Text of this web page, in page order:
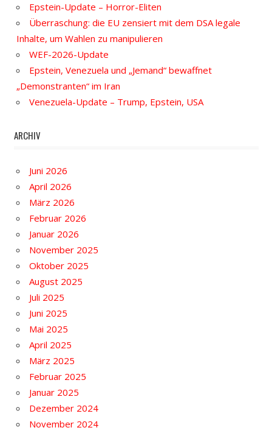
Epstein-Update – Horror-Eliten
Überraschung: die EU zensiert mit dem DSA legale
Inhalte, um Wahlen zu manipulieren
WEF-2026-Update
Epstein, Venezuela und „Jemand“ bewaffnet
„Demonstranten“ im Iran
Venezuela-Update – Trump, Epstein, USA
ARCHIV
Juni 2026
April 2026
März 2026
Februar 2026
Januar 2026
November 2025
Oktober 2025
August 2025
Juli 2025
Juni 2025
Mai 2025
April 2025
März 2025
Februar 2025
Januar 2025
Dezember 2024
November 2024